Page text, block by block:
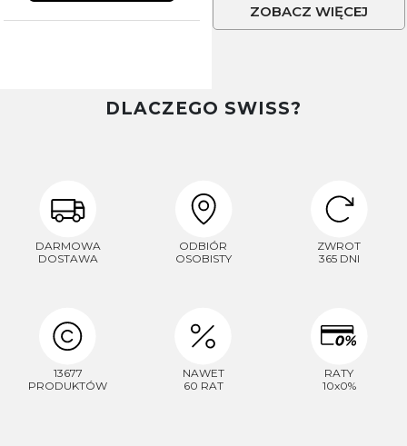
ZOBACZ WIĘCEJ
DLACZEGO SWISS?
DARMOWA
DOSTAWA
ODBIÓR
OSOBISTY
ZWROT
365 DNI
13677
PRODUKTÓW
NAWET
60 RAT
RATY
10x0%